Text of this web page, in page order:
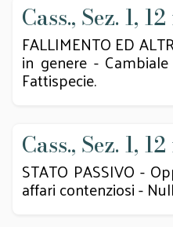
Cass., Sez. 1,
FALLIMENTO ED
in genere -
Fattispecie.
Cass., Sez. 1,
STATO PASSIVO -
affari contenziosi -